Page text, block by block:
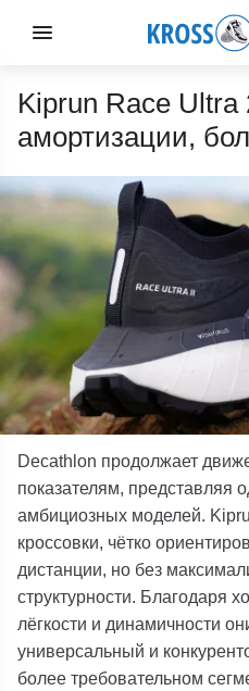
Kiprun Race
амортизации,
Decathlon продолжает
показателям, представляя
амбициозных моделей.
кроссовки, чётко
дистанции, но без
структурности. Благодаря
лёгкости и динамичности
универсальный и
более требовательном